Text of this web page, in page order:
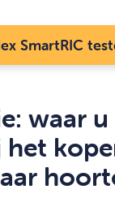
SmartRIC
waar